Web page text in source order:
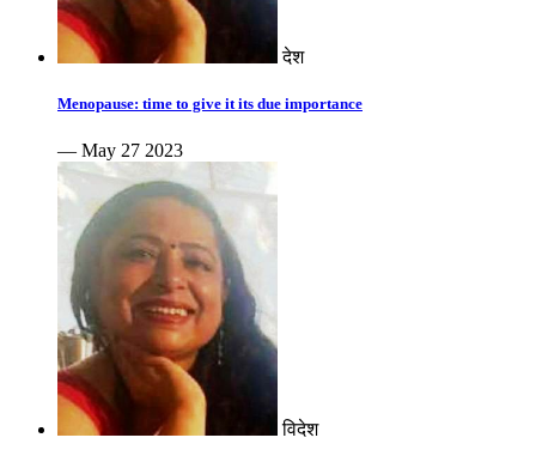
देश
Menopause: time to give it its due importance
— May 27 2023
विदेश